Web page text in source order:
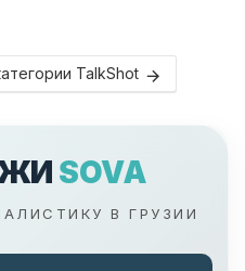
TalkShot
SOVA
В ГРУЗИИ